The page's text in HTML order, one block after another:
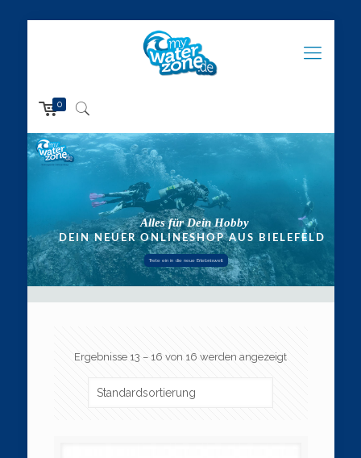
0
Trete ein in die neue Erlebniswelt
Ergebnisse 13 – 16 von 16 werden angezeigt